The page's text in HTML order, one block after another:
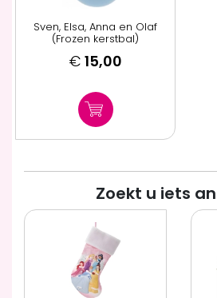
Sven, Elsa, Anna en Olaf
(Frozen kerstbal)
€ 15,00
Zoekt u iets